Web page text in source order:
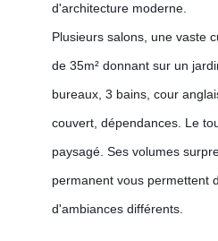
d'architecture moderne.
Plusieurs salons, une vaste
de 35m² donnant sur un
bureaux, 3 bains, cour
couvert, dépendances. Le
paysagé. Ses volumes
permanent vous permettent
d'ambiances différents.